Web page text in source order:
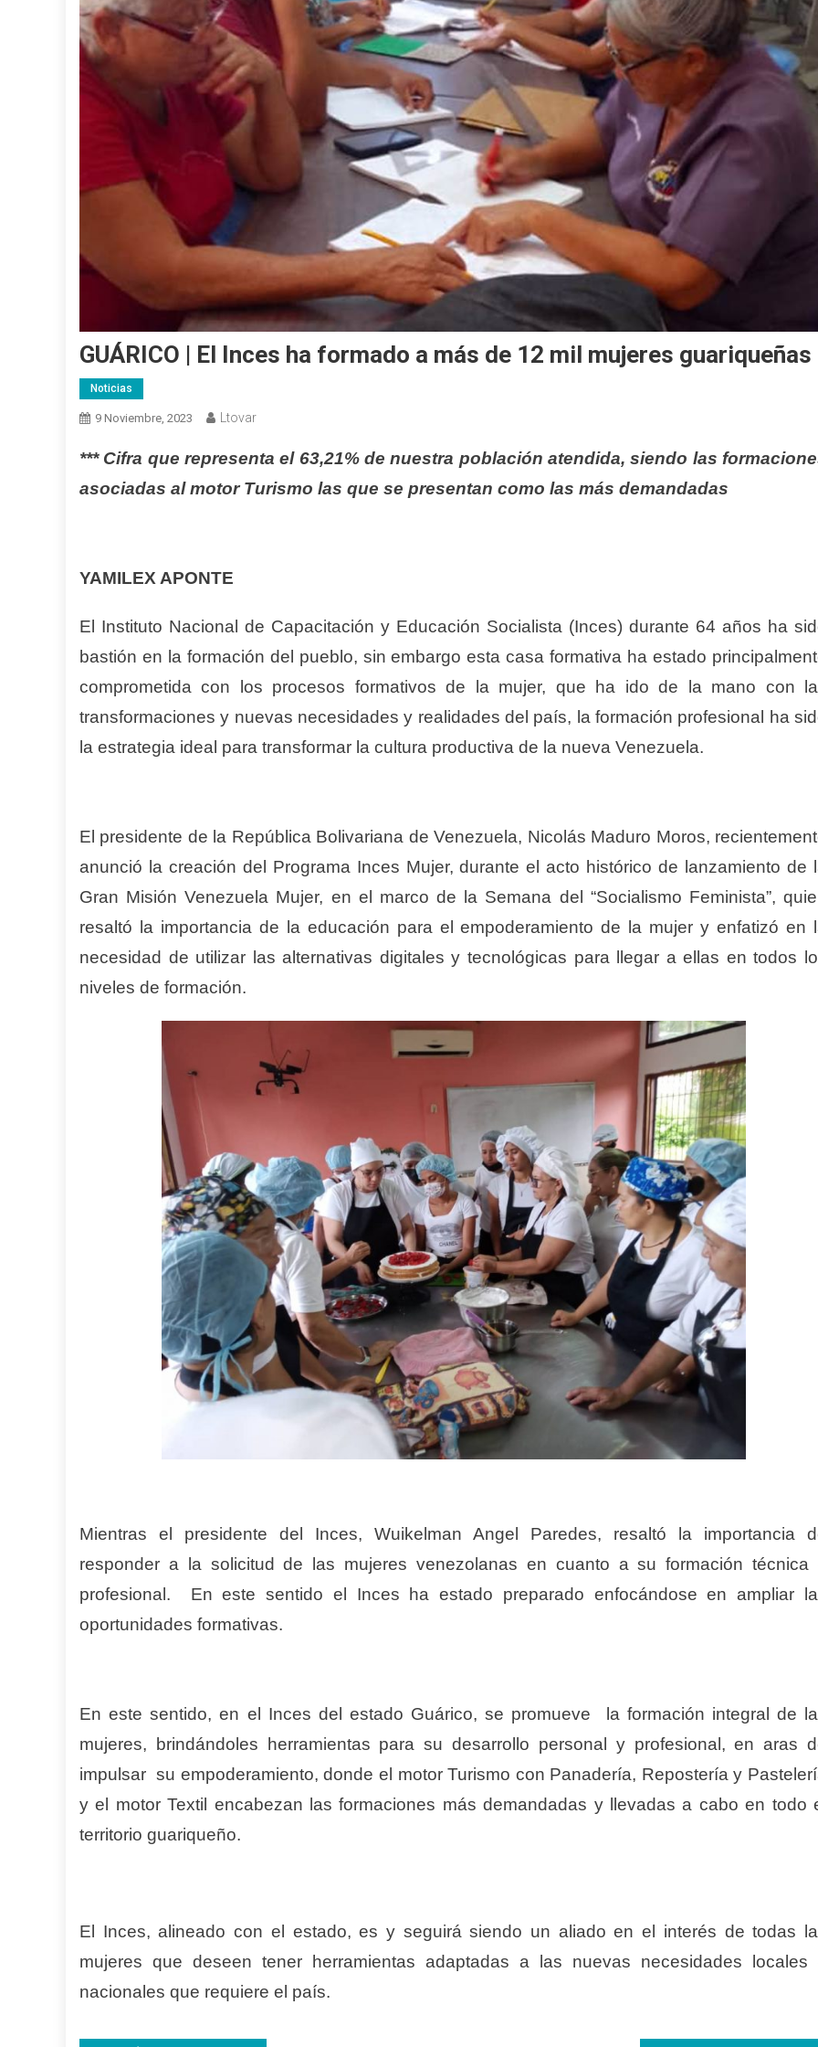
GUÁRICO | El Inces ha formado a más de 12 mil mujeres guariqueñas
Noticias
9 Noviembre, 2023 Ltovar
*** Cifra que representa el 63,21% de nuestra población atendida, siendo las
asociadas al motor Turismo las que se presentan como las más demandadas
YAMILEX APONTE
El Instituto Nacional de Capacitación y Educación Socialista (Inces) durante 64 años ha
bastión en la formación del pueblo, sin embargo esta casa formativa ha estado
comprometida con los procesos formativos de la mujer, que ha ido de la mano con
transformaciones y nuevas necesidades y realidades del país, la formación profesional ha
la estrategia ideal para transformar la cultura productiva de la nueva Venezuela.
El presidente de la República Bolivariana de Venezuela, Nicolás Maduro Moros,
anunció la creación del Programa Inces Mujer, durante el acto histórico de lanzamiento de
Gran Misión Venezuela Mujer, en el marco de la Semana del “Socialismo Feminista”,
resaltó la importancia de la educación para el empoderamiento de la mujer y enfatizó en
necesidad de utilizar las alternativas digitales y tecnológicas para llegar a ellas en todos
niveles de formación.
Mientras el presidente del Inces, Wuikelman Angel Paredes, resaltó la importancia
responder a la solicitud de las mujeres venezolanas en cuanto a su formación técnica
profesional. En este sentido el Inces ha estado preparado enfocándose en ampliar
oportunidades formativas.
En este sentido, en el Inces del estado Guárico, se promueve la formación integral de
mujeres, brindándoles herramientas para su desarrollo personal y profesional, en aras
impulsar su empoderamiento, donde el motor Turismo con Panadería, Repostería y
y el motor Textil encabezan las formaciones más demandadas y llevadas a cabo en todo
territorio guariqueño.
El Inces, alineado con el estado, es y seguirá siendo un aliado en el interés de todas
mujeres que deseen tener herramientas adaptadas a las nuevas necesidades locales
nacionales que requiere el país.